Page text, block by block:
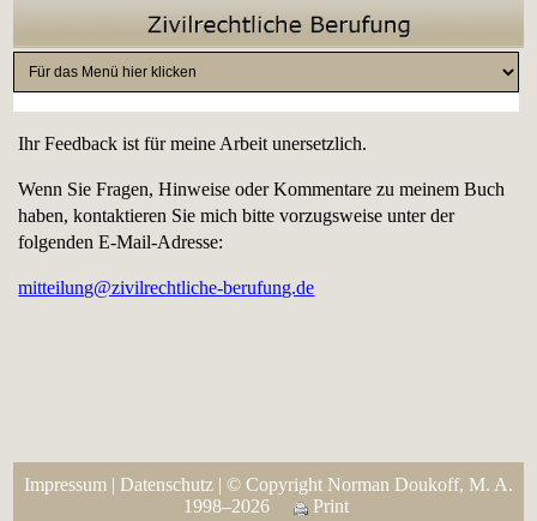
Ihr Feedback ist für meine Arbeit unersetzlich.
Wenn Sie Fragen, Hinweise oder Kommentare zu meinem Buch
haben, kontaktieren Sie mich bitte vorzugsweise unter der
folgenden E-Mail-Adresse:
mitteilung@zivilrechtliche-berufung.de
Impressum | Datenschutz | © Copyright Norman Doukoff, M. A.
1998–2026
Print